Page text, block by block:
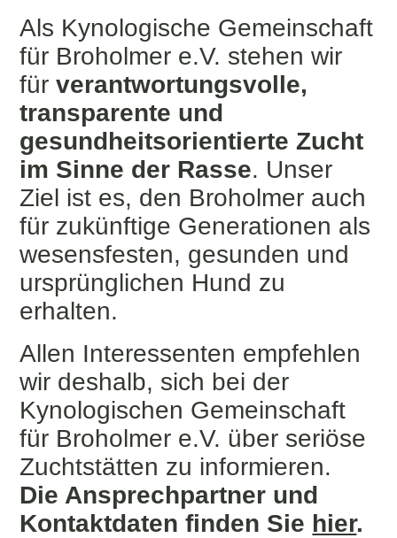
Als Kynologische Gemeinschaft
für Broholmer e.V. stehen wir
fürverantwortungsvolle,
transparente und
gesundheitsorientierte Zucht
im Sinne der Rasse. Unser
Ziel ist es, den Broholmer auch
für zukünftige Generationen als
wesensfesten, gesunden und
ursprünglichen Hund zu
erhalten.
Allen Interessenten empfehlen
wir deshalb, sich bei der
Kynologischen Gemeinschaft
für Broholmer e.V. über seriöse
Zuchtstätten zu informieren.
Die Ansprechpartner und
Kontaktdaten finden Sie hier.